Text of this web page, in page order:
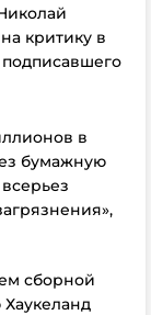
критику в
в
бумажную
сборной